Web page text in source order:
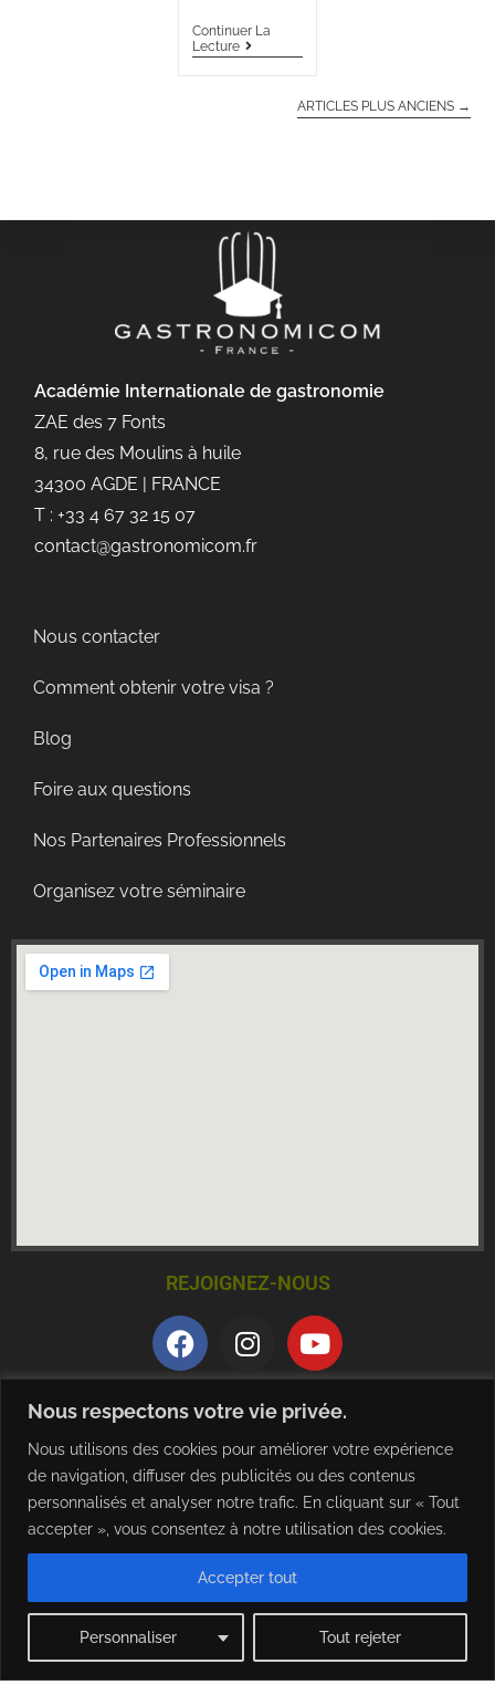
Nous respectons votre vie privée.
Nous utilisons des cookies pour améliorer votre expérience
de navigation, diffuser des publicités ou des contenus
personnalisés et analyser notre trafic. En cliquant sur « Tout
accepter », vous consentez à notre utilisation des cookies.
Personnaliser Tout rejeter
Accepter tout
Continuer La
Lecture
ARTICLES PLUS ANCIENS →
Académie Internationale de gastronomie
ZAE des 7 Fonts
8, rue des Moulins à huile
34300 AGDE | FRANCE
T : +33 4 67 32 15 07
contact@gastronomicom.fr
Nous contacter
Comment obtenir votre visa ?
Blog
Foire aux questions
Nos Partenaires Professionnels
Organisez votre séminaire
REJOIGNEZ-NOUS
QUALITE ET CERTIFICATION
TELECHARGER NOTRE BROCHURE